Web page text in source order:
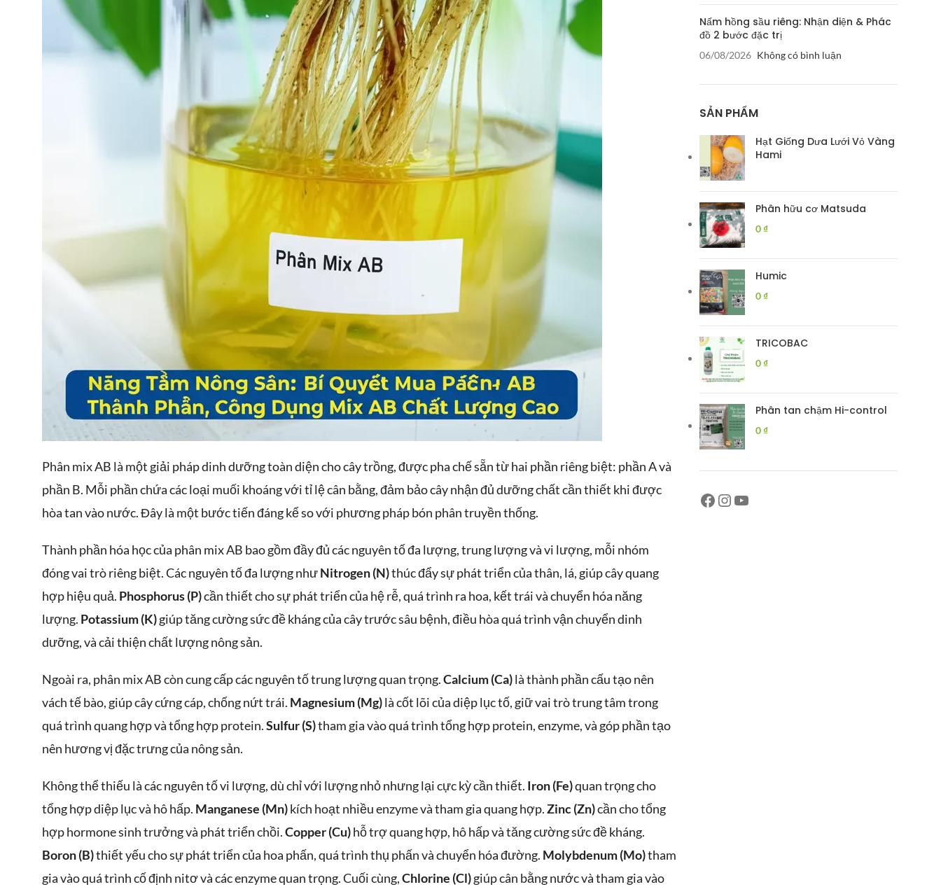
Phân mix AB là một giải pháp dinh dưỡng toàn diện cho cây trồng, được pha chế sẵn từ hai phần riêng biệt: phần A và
phần B. Mỗi phần chứa các loại muối khoáng với tỉ lệ cân bằng, đảm bảo cây nhận đủ dưỡng chất cần thiết khi được
hòa tan vào nước. Đây là một bước tiến đáng kể so với phương pháp bón phân truyền thống.
Thành phần hóa học của phân mix AB bao gồm đầy đủ các nguyên tố đa lượng, trung lượng và vi lượng, mỗi nhóm
đóng vai trò riêng biệt. Các nguyên tố đa lượng nhưNitrogen (N)thúc đẩy sự phát triển của thân, lá, giúp cây quang
hợp hiệu quả. Phosphorus (P)cần thiết cho sự phát triển của hệ rễ, quá trình ra hoa, kết trái và chuyển hóa năng
lượng. Potassium (K)giúp tăng cường sức đề kháng của cây trước sâu bệnh, điều hòa quá trình vận chuyển dinh
dưỡng, và cải thiện chất lượng nông sản.
Ngoài ra, phân mix AB còn cung cấp các nguyên tố trung lượng quan trọng.Calcium (Ca)là thành phần cấu tạo nên
vách tế bào, giúp cây cứng cáp, chống nứt trái. Magnesium (Mg)là cốt lõi của diệp lục tố, giữ vai trò trung tâm trong
quá trình quang hợp và tổng hợp protein.Sulfur (S)tham gia vào quá trình tổng hợp protein, enzyme, và góp phần tạo
nên hương vị đặc trưng của nông sản.
Không thể thiếu là các nguyên tố vi lượng, dù chỉ với lượng nhỏ nhưng lại cực kỳ cần thiết. Iron (Fe)quan trọng cho
tổng hợp diệp lục và hô hấp. Manganese (Mn)kích hoạt nhiều enzyme và tham gia quang hợp.Zinc (Zn)cần cho tổng
hợp hormone sinh trưởng và phát triển chồi.Copper (Cu)hỗ trợ quang hợp, hô hấp và tăng cường sức đề kháng.
Boron (B)thiết yếu cho sự phát triển của hoa phấn, quá trình thụ phấn và chuyển hóa đường. Molybdenum (Mo)tham
gia vào quá trình cố định nitơ và các enzyme quan trọng. Cuối cùng,Chlorine (Cl)giúp cân bằng nước và tham gia vào
Nấm hồng sầu riêng: Nhận diện & Phác
đồ 2 bước đặc trị
06/08/2026 Không có bình luận
SẢN PHẨM
Hạt Giống Dưa Lưới Vỏ Vàng
Hami
Phân hữu cơ Matsuda
0 ₫
Humic
0 ₫
TRICOBAC
0 ₫
Phân tan chậm Hi-control
0 ₫